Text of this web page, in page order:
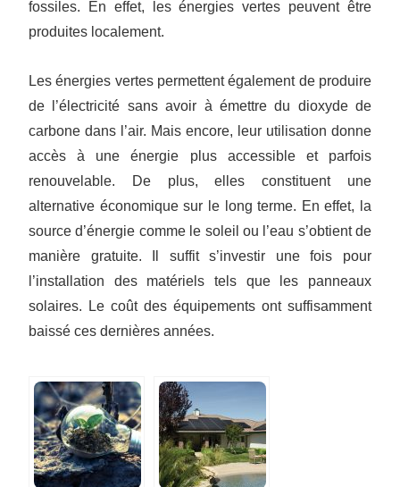
fossiles. En effet, les énergies vertes peuvent être
produites localement.
Les énergies vertes permettent également de produire
de l’électricité sans avoir à émettre du dioxyde de
carbone dans l’air. Mais encore, leur utilisation donne
accès à une énergie plus accessible et parfois
renouvelable. De plus, elles constituent une
alternative économique sur le long terme. En effet, la
source d’énergie comme le soleil ou l’eau s’obtient de
manière gratuite. Il suffit s’investir une fois pour
l’installation des matériels tels que les panneaux
solaires. Le coût des équipements ont suffisamment
baissé ces dernières années.